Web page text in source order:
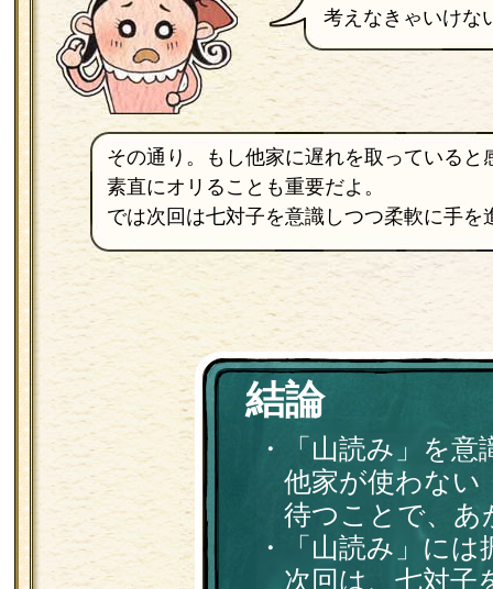
考えなきゃいけな
その通り。もし他家に遅れを取っていると
素直にオリることも重要だよ。
では次回は七対子を意識しつつ柔軟に手
結論
・「山読み」を意
他家が使わない
待つことで、あ
・「山読み」に
次回は、七対子